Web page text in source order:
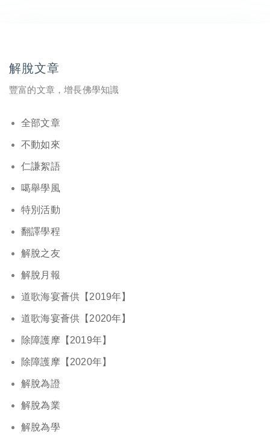
解脫文章
豐富的文章，增長佛學知識
全部文章
不動如來
仁謙絮語
噶舉學風
特別活動
翻譯學程
解脫之友
解脫月報
道歌海宴薈供【2019年】
道歌海宴薈供【2020年】
除障護摩【2019年】
除障護摩【2020年】
解脫為證
解脫為業
解脫為學